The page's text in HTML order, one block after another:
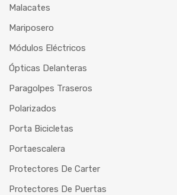
Malacates
Mariposero
Módulos Eléctricos
Ópticas Delanteras
Paragolpes Traseros
Polarizados
Porta Bicicletas
Portaescalera
Protectores De Carter
Protectores De Puertas